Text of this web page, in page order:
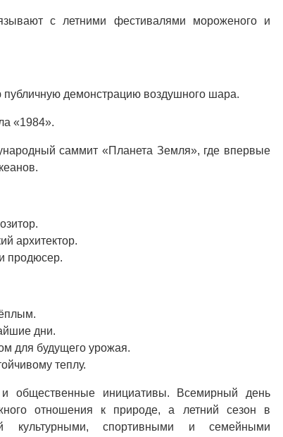
с летними фестивалями мороженого и
демонстрацию воздушного шара.
«1984».
саммит «Планета Земля», где впервые
архитектор.
продюсер.
дни.
для будущего урожая.
теплу.
общественные инициативы. Всемирный день
отношения к природе, а летний сезон в
культурными, спортивными и семейными